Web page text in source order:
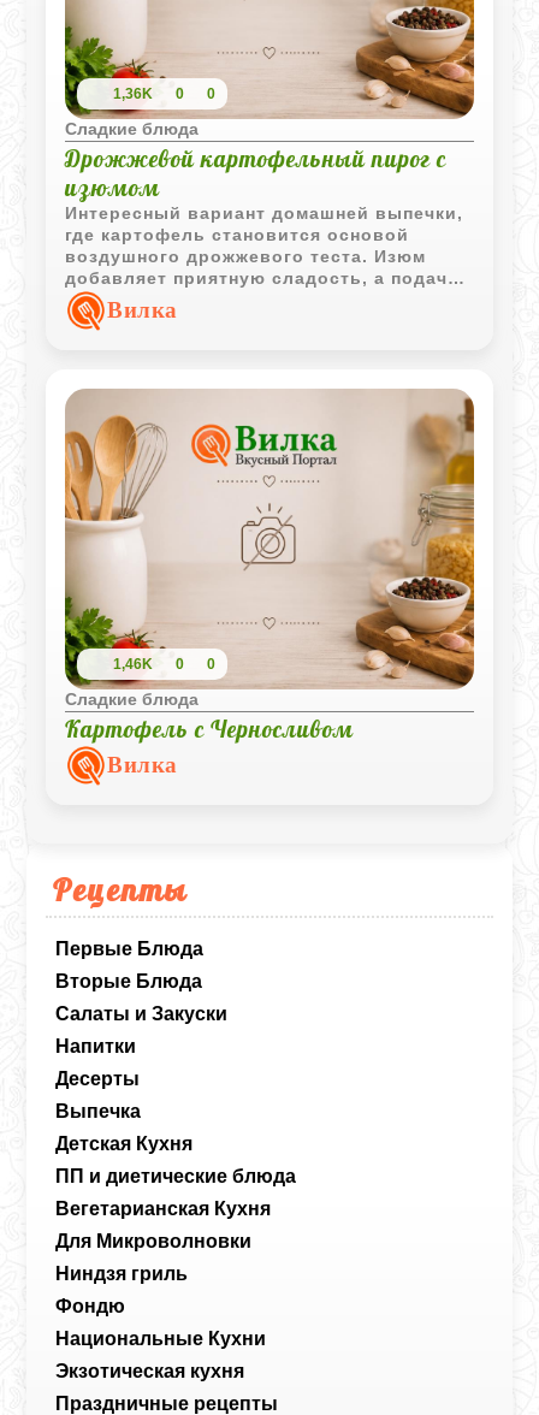
Рецепты
Первые Блюда
Вторые Блюда
Салаты и Закуски
Напитки
Десерты
Выпечка
Детская Кухня
ПП и диетические блюда
Вегетарианская Кухня
Для Микроволновки
Ниндзя гриль
Фондю
Национальные Кухни
Экзотическая кухня
Праздничные рецепты
1,36K 0 0
Сладкие блюда
Дрожжевой картофельный пирог с
изюмом
Интересный вариант домашней выпечки,
где картофель становится основой
воздушного дрожжевого теста. Изюм
добавляет приятную сладость, а подача
с сиропом или джемом делает пирог
особенно удачным дополнением к чашке
Вилка
1,46K 0 0
Сладкие блюда
Картофель с Черносливом
Вилка